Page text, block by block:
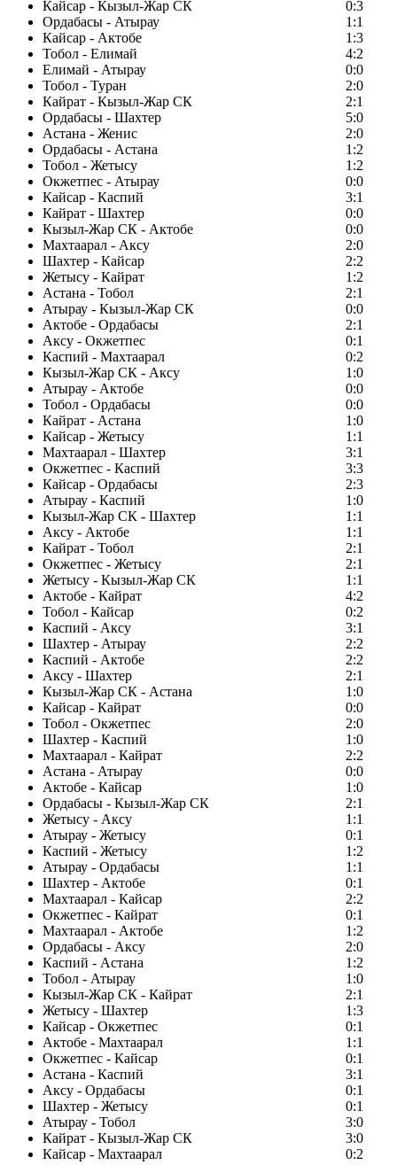
Кайсар - Кызыл-Жар СК
0:3
Ордабасы - Атырау
1:1
Кайсар - Актобе
1:3
Тобол - Елимай
4:2
Елимай - Атырау
0:0
Тобол - Туран
2:0
Кайрат - Кызыл-Жар СК
2:1
Ордабасы - Шахтер
5:0
Астана - Женис
2:0
Ордабасы - Астана
1:2
Тобол - Жетысу
1:2
Окжетпес - Атырау
0:0
Кайсар - Каспий
3:1
Кайрат - Шахтер
0:0
Кызыл-Жар СК - Актобе
0:0
Махтаарал - Аксу
2:0
Шахтер - Кайсар
2:2
Жетысу - Кайрат
1:2
Астана - Тобол
2:1
Атырау - Кызыл-Жар СК
0:0
Актобе - Ордабасы
2:1
Аксу - Окжетпес
0:1
Каспий - Махтаарал
0:2
Кызыл-Жар СК - Аксу
1:0
Атырау - Актобе
0:0
Тобол - Ордабасы
0:0
Кайрат - Астана
1:0
Кайсар - Жетысу
1:1
Махтаарал - Шахтер
3:1
Окжетпес - Каспий
3:3
Кайсар - Ордабасы
2:3
Атырау - Каспий
1:0
Кызыл-Жар СК - Шахтер
1:1
Аксу - Актобе
1:1
Кайрат - Тобол
2:1
Окжетпес - Жетысу
2:1
Жетысу - Кызыл-Жар СК
1:1
Актобе - Кайрат
4:2
Тобол - Кайсар
0:2
Каспий - Аксу
3:1
Шахтер - Атырау
2:2
Каспий - Актобе
2:2
Аксу - Шахтер
2:1
Кызыл-Жар СК - Астана
1:0
Кайсар - Кайрат
0:0
Тобол - Окжетпес
2:0
Шахтер - Каспий
1:0
Махтаарал - Кайрат
2:2
Астана - Атырау
0:0
Актобе - Кайсар
1:0
Ордабасы - Кызыл-Жар СК
2:1
Жетысу - Аксу
1:1
Атырау - Жетысу
0:1
Каспий - Жетысу
1:2
Атырау - Ордабасы
1:1
Шахтер - Актобе
0:1
Махтаарал - Кайсар
2:2
Окжетпес - Кайрат
0:1
Махтаарал - Актобе
1:2
Ордабасы - Аксу
2:0
Каспий - Астана
1:2
Тобол - Атырау
1:0
Кызыл-Жар СК - Кайрат
2:1
Жетысу - Шахтер
1:3
Кайсар - Окжетпес
0:1
Актобе - Махтаарал
1:1
Окжетпес - Кайсар
0:1
Астана - Каспий
3:1
Аксу - Ордабасы
0:1
Шахтер - Жетысу
0:1
Атырау - Тобол
3:0
Кайрат - Кызыл-Жар СК
3:0
Кайсар - Махтаарал
0:2